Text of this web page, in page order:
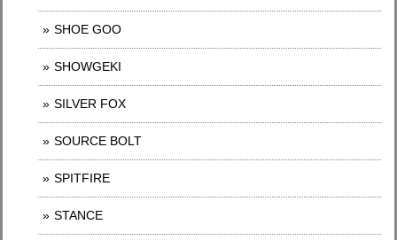
SHOE GOO
SHOWGEKI
SILVER FOX
SOURCE BOLT
SPITFIRE
STANCE